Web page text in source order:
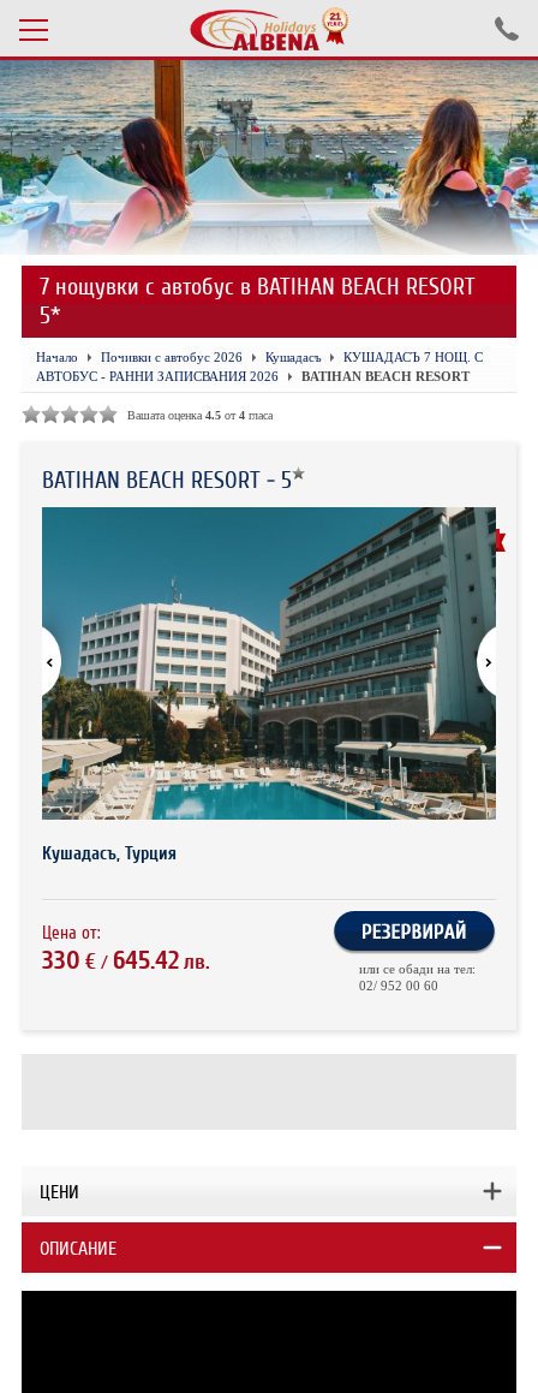
Проверка на резервация
ПОЧИВКИ С АВТОБУС 2026
ПОЧИВКИ СЪС САМОЛЕТ
ЕКСКУРЗИИ САМОЛЕТ
ЕКСКУРЗИИ АВТОБУС
БЪЛГАРИЯ
НОВА ГОДИНА 2027
ХОТЕЛИ В АЛБАНИЯ
АВТОБУСИ ПОД НАЕМ
ЗА НАС
КОНТАКТИ
ОБЩИ УСЛОВИЯ ПАКЕТНИ
ПЪТУВАНИЯ
ПОЛИТИКА ЗА ПОВЕРИТЕЛНОСТ
7 нощувки с автобус в BATIHAN BEACH RESORT
5*
Начало Почивки с автобус 2026 Кушадасъ
КУШАДАСЪ 7 НОЩ. С
АВТОБУС - РАННИ ЗАПИСВАНИЯ 2026
BATIHAN BEACH RESORT
Вашата оценка 4.5от4гласа
BATIHAN BEACH RESORT - 5
РЕНОВИРАН 2026
Кушадасъ, Турция
Цена от:
330 €/ 645.42лв.
или се обади на тел:
02/ 952 00 60
ЦЕНИ
ОПИСАНИЕ